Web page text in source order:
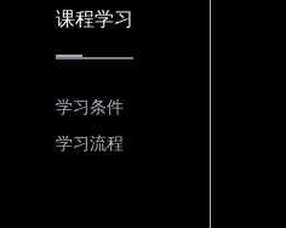
课程学习
学习条件
学习流程